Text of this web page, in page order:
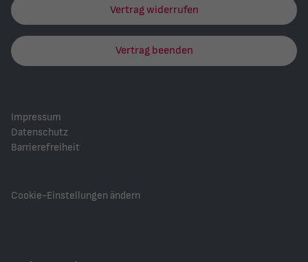
Vertrag widerrufen
Vertrag beenden
Impressum
Datenschutz
Barrierefreiheit
Cookie-Einstellungen ändern